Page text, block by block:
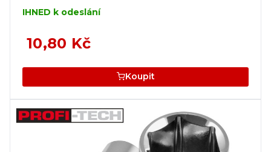
IHNED k odeslání
10,80 Kč
Koupit